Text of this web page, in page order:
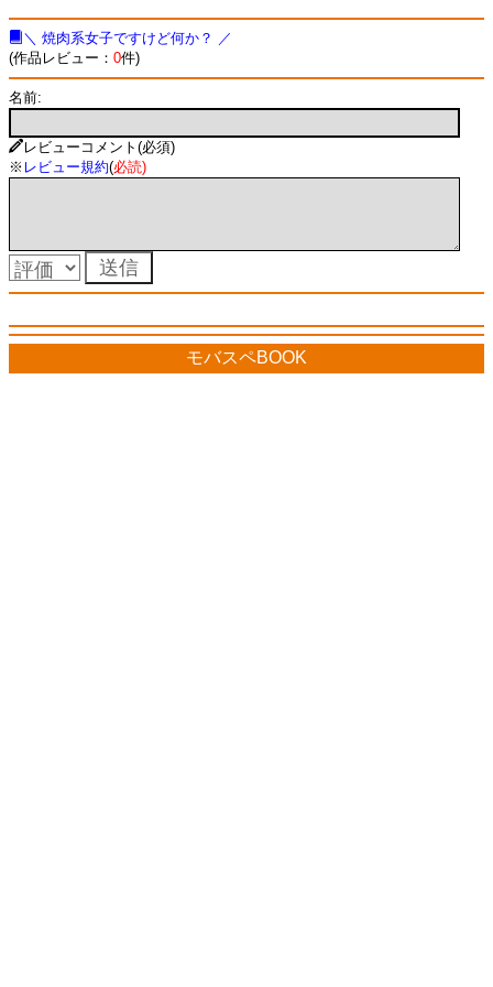
＼ 焼肉系女子ですけど何か？ ／
(作品レビュー： 0件)
名前:
レビューコメント(必須)
※ レビュー規約(必読)
モバスペBOOK